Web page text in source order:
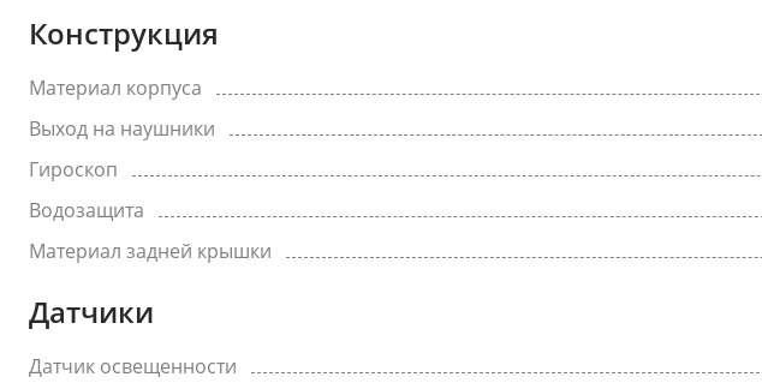
Конструкция
Материал корпуса
Выход на наушники
Гироскоп
Водозащита
Материал задней крышки
Датчики
Датчик освещенности